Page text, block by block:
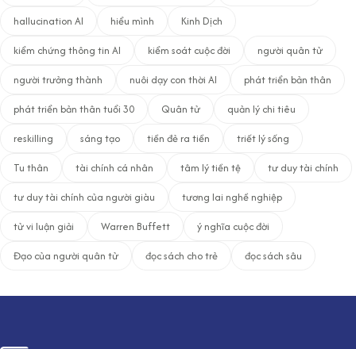
hallucination AI
hiểu mình
Kinh Dịch
kiểm chứng thông tin AI
kiểm soát cuộc đời
người quân tử
người trưởng thành
nuôi dạy con thời AI
phát triển bản thân
phát triển bản thân tuổi 30
Quân tử
quản lý chi tiêu
reskilling
sáng tạo tiền đẻ ra tiền
triết lý sống
Tu thân
tài chính cá nhân tâm lý tiền tệ
tư duy tài chính
tư duy tài chính của người giàu
tương lai nghề nghiệp
tử vi luận giải
Warren Buffett
ý nghĩa cuộc đời
Đạo của người quân tử
đọc sách cho trẻ đọc sách sâu